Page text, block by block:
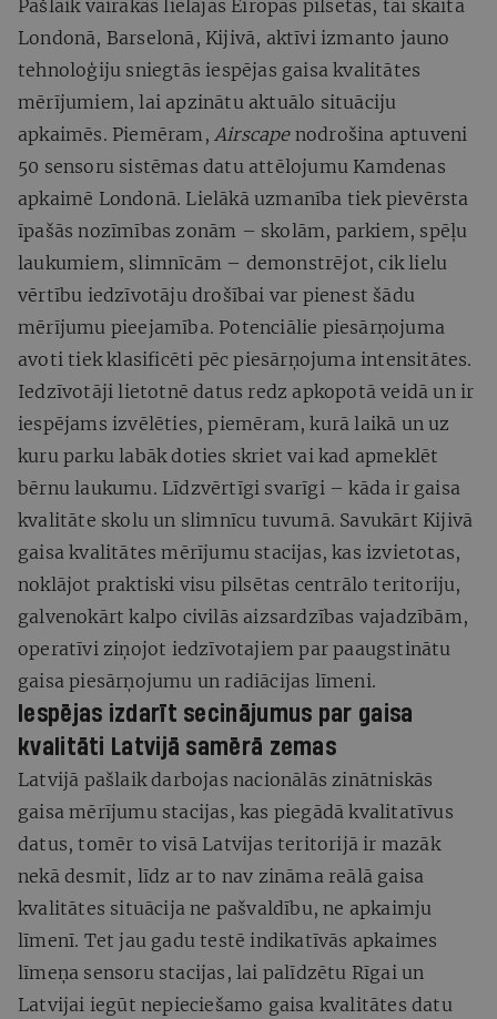
Pašlaik vairākās lielajās Eiropas pilsētās, tai skaitā
Londonā, Barselonā, Kijivā, aktīvi izmanto jauno
tehnoloģiju sniegtās iespējas gaisa kvalitātes
mērījumiem, lai apzinātu aktuālo situāciju
apkaimēs. Piemēram, Airscape nodrošina aptuveni
50 sensoru sistēmas datu attēlojumu Kamdenas
apkaimē Londonā. Lielākā uzmanība tiek pievērsta
īpašās nozīmības zonām – skolām, parkiem, spēļu
laukumiem, slimnīcām – demonstrējot, cik lielu
vērtību iedzīvotāju drošībai var pienest šādu
mērījumu pieejamība. Potenciālie piesārņojuma
avoti tiek klasificēti pēc piesārņojuma intensitātes.
Iedzīvotāji lietotnē datus redz apkopotā veidā un ir
iespējams izvēlēties, piemēram, kurā laikā un uz
kuru parku labāk doties skriet vai kad apmeklēt
bērnu laukumu. Līdzvērtīgi svarīgi – kāda ir gaisa
kvalitāte skolu un slimnīcu tuvumā. Savukārt Kijivā
gaisa kvalitātes mērījumu stacijas, kas izvietotas,
noklājot praktiski visu pilsētas centrālo teritoriju,
galvenokārt kalpo civilās aizsardzības vajadzībām,
operatīvi ziņojot iedzīvotajiem par paaugstinātu
gaisa piesārņojumu un radiācijas līmeni.
espējas izdarīt secinājumus par gaisa
kvalitāti Latvijā samērā zemas
Latvijā pašlaik darbojas nacionālās zinātniskās
gaisa mērījumu stacijas, kas piegādā kvalitatīvus
datus, tomēr to visā Latvijas teritorijā ir mazāk
nekā desmit, līdz ar to nav zināma reālā gaisa
kvalitātes situācija ne pašvaldību, ne apkaimju
līmenī. Tet jau gadu testē indikatīvās apkaimes
līmeņa sensoru stacijas, lai palīdzētu Rīgai un
Latvijai iegūt nepieciešamo gaisa kvalitātes datu